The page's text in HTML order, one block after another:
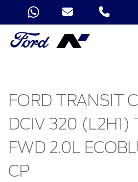
FORD TRANSIT
DCIV 320 (L2H1)
FWD 2.0L
CP